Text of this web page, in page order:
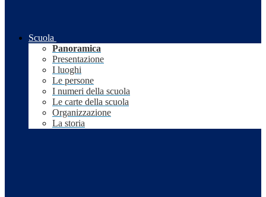
Scuola
Panoramica
Presentazione
I luoghi
Le persone
I numeri della scuola
Le carte della scuola
Organizzazione
La storia